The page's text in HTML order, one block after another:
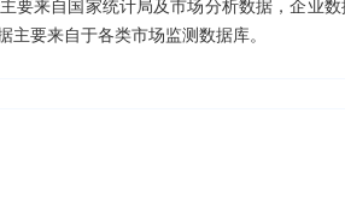
要来自国家统计局及市场分析数据，企业
要来自于各类市场监测数据库。